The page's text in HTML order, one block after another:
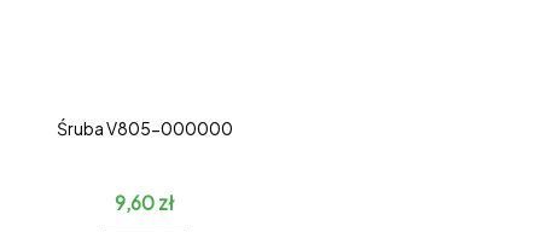
Śruba V805-000000
9,60zł